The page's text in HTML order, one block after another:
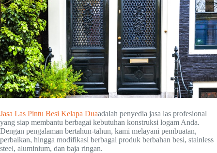
Jasa Las Pintu Besi Kelapa Duaadalah penyedia jasa las profesional
yang siap membantu berbagai kebutuhan konstruksi logam Anda.
Dengan pengalaman bertahun-tahun, kami melayani pembuatan,
perbaikan, hingga modifikasi berbagai produk berbahan besi, stainless
steel, aluminium, dan baja ringan.